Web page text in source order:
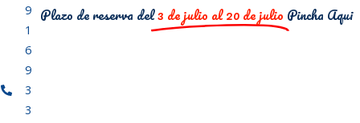
9
1
6
9
3
3
Plazo de reserva del3 de julio al 20 de julio Pincha Aqui